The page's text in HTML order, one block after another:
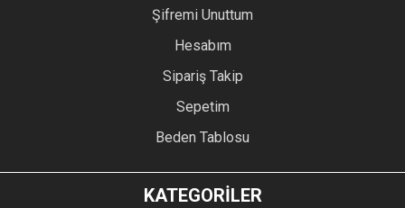
Şifremi Unuttum
Hesabım
Sipariş Takip
Sepetim
Beden Tablosu
KATEGORİLER